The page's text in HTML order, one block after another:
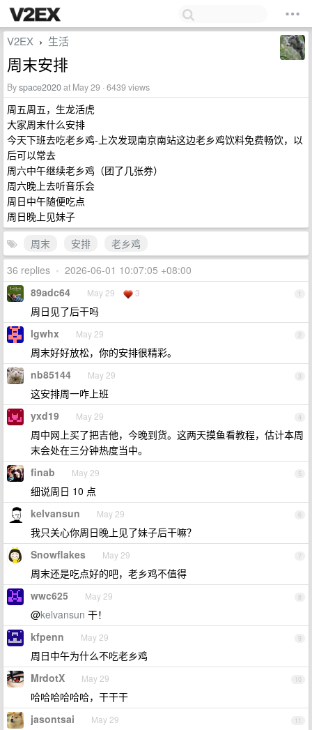
V2EX › 生活
周末安排
Byspace2020at May 29 · 6439 views
周五周五，生龙活虎
大家周末什么安排
今天下班去吃老乡鸡-上次发现南京南站这边老乡鸡饮料免费畅饮，以
后可以常去
周六中午继续老乡鸡（团了几张券）
周六晚上去听音乐会
周日中午随便吃点
周日晚上见妹子
周末
安排
老乡鸡
36 replies • 2026-06-01 10:07:05 +08:00
1
89adc64 May 29 3
周日见了后干吗
2
lgwhx May 29
周末好好放松，你的安排很精彩。
3
nb85144 May 29
这安排周一咋上班
4
yxd19 May 29
周中网上买了把吉他，今晚到货。这两天摸鱼看教程，估计本周
末会处在三分钟热度当中。
5
finab May 29
细说周日 10 点
6
kelvansun May 29
我只关心你周日晚上见了妹子后干嘛？
7
Snowflakes May 29
周末还是吃点好的吧，老乡鸡不值得
8
wwc625 May 29
@kelvansun 干！
9
kfpenn May 29
周日中午为什么不吃老乡鸡
10
MrdotX May 29
哈哈哈哈哈哈，干干干
11
jasontsai May 29